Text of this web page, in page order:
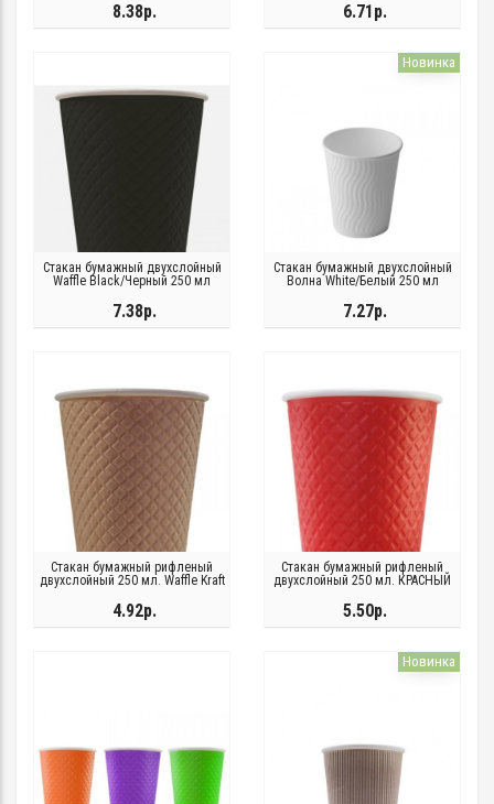
8.38р. 6.71р.
Стакан бумажный двухслойный
Waffle Black/Черный 250 мл
7.38р.
Новинка
Стакан бумажный двухслойный
Волна White/Белый 250 мл
7.27р.
Стакан бумажный рифленый
двухслойный 250 мл. Waffle Kraft
4.92р.
Стакан бумажный рифленый
двухслойный 250 мл. КРАСНЫЙ
5.50р.
Новинка